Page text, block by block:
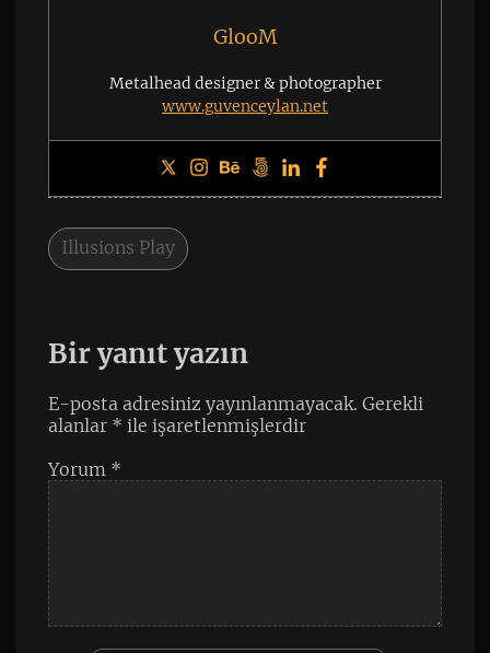
GlooM
Metalhead designer & photographer
www.guvenceylan.net
Illusions Play
Bir yanıt yazın
E-posta adresiniz yayınlanmayacak. Gerekli
alanlar * ile işaretlenmişlerdir
Yorum *